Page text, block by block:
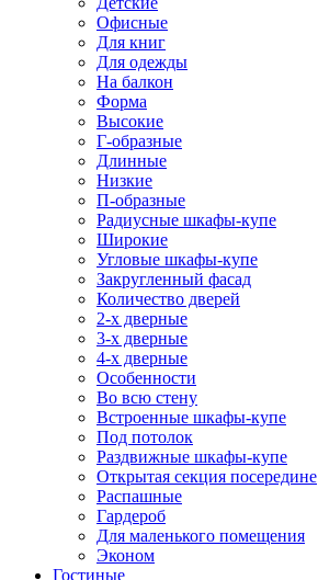
Офисные
Для книг
Для одежды
На балкон
Форма
Высокие
Г-образные
Длинные
Низкие
П-образные
Радиусные шкафы-купе
Широкие
Угловые шкафы-купе
Закругленный фасад
Количество дверей
2-х дверные
3-х дверные
4-х дверные
Особенности
Во всю стену
Встроенные шкафы-купе
Под потолок
Раздвижные шкафы-купе
Открытая секция посередине
Распашные
Гардероб
Для маленького помещения
Эконом
Гостиные